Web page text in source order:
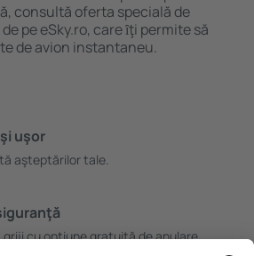
consultă oferta specială de
pe eSky.ro, care ȋţi permite să
de avion instantaneu.
uşor
aşteptărilor tale.
griji cu opțiune gratuită de anulare.